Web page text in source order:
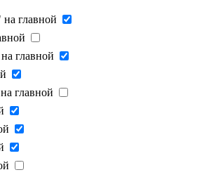
главной
главной
главной